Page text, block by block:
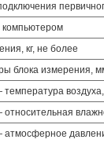
компьютером
кг, не более
блока измерения,
атмосферное